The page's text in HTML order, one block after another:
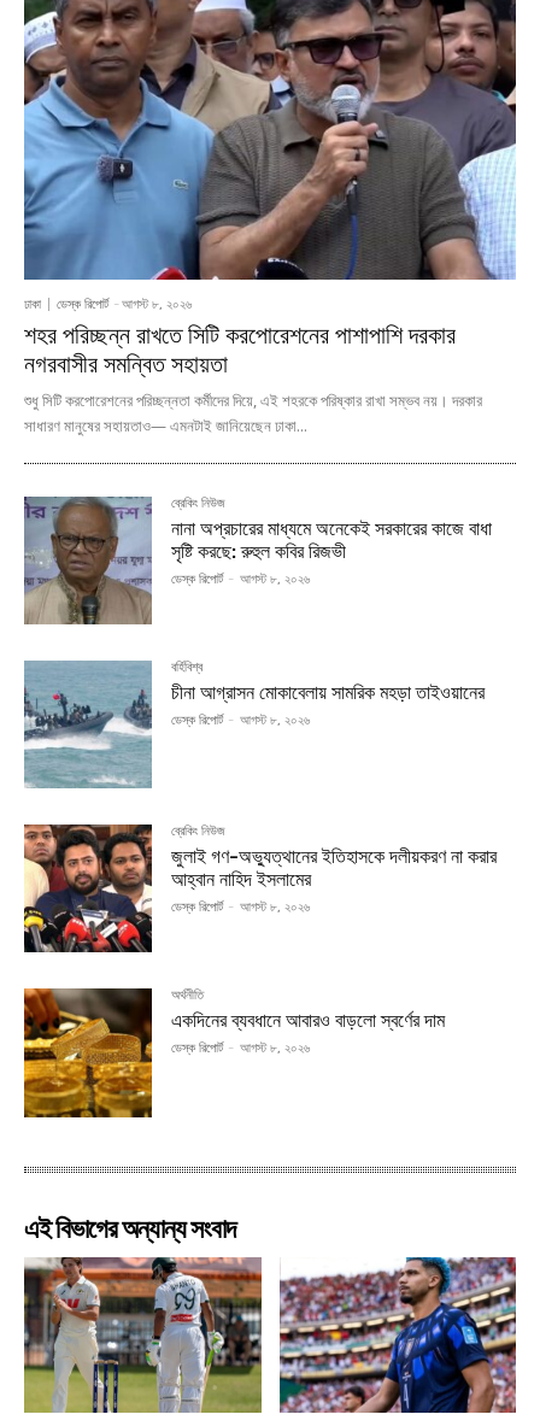
ঢাকা ডেস্ক রিপোর্ট - আগস্ট ৮, ২০২৬
শহর পরিচ্ছন্ন রাখতে সিটি করপোরেশনের পাশাপাশি দরকার
নগরবাসীর সমন্বিত সহায়তা
শুধু সিটি করপোরেশনের পরিচ্ছন্নতা কর্মীদের দিয়ে, এই শহরকে পরিষ্কার রাখা সম্ভব নয়। দরকার
সাধারণ মানুষের সহায়তাও— এমনটাই জানিয়েছেন ঢাকা...
ব্রেকিং নিউজ
নানা অপ্রচারের মাধ্যমে অনেকেই সরকারের কাজে বাধা
সৃষ্টি করছে: রুহুল কবির রিজভী
ডেস্ক রিপোর্ট - আগস্ট ৮, ২০২৬
বর্হিবিশ্ব
চীনা আগ্রাসন মোকাবেলায় সামরিক মহড়া তাইওয়ানের
ডেস্ক রিপোর্ট - আগস্ট ৮, ২০২৬
ব্রেকিং নিউজ
জুলাই গণ-অভ্যুত্থানের ইতিহাসকে দলীয়করণ না করার
আহ্বান নাহিদ ইসলামের
ডেস্ক রিপোর্ট - আগস্ট ৮, ২০২৬
অর্থনীতি
একদিনের ব্যবধানে আবারও বাড়লো স্বর্ণের দাম
ডেস্ক রিপোর্ট - আগস্ট ৮, ২০২৬
এই বিভাগের অন্যান্য সংবাদ